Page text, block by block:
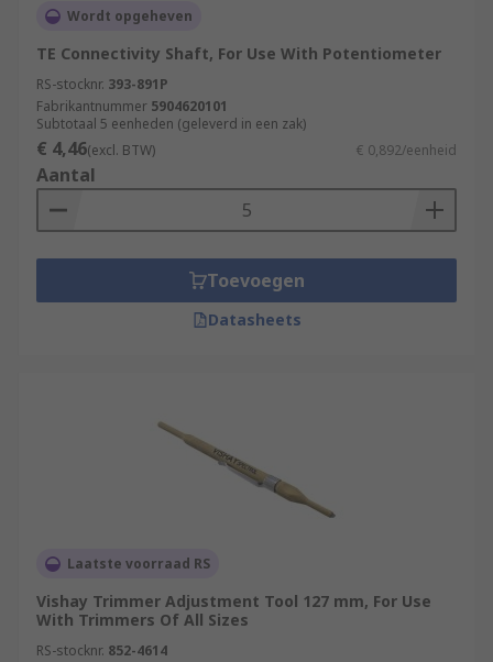
Wordt opgeheven
TE Connectivity Shaft, For Use With Potentiometer
RS-stocknr. 393-891P
Fabrikantnummer 5904620101
Subtotaal 5 eenheden (geleverd in een zak)
€ 4,46(excl. BTW) € 0,892/eenheid
Aantal
Toevoegen
Datasheets
Laatste voorraad RS
Vishay Trimmer Adjustment Tool 127 mm, For Use
With Trimmers Of All Sizes
RS-stocknr. 852-4614